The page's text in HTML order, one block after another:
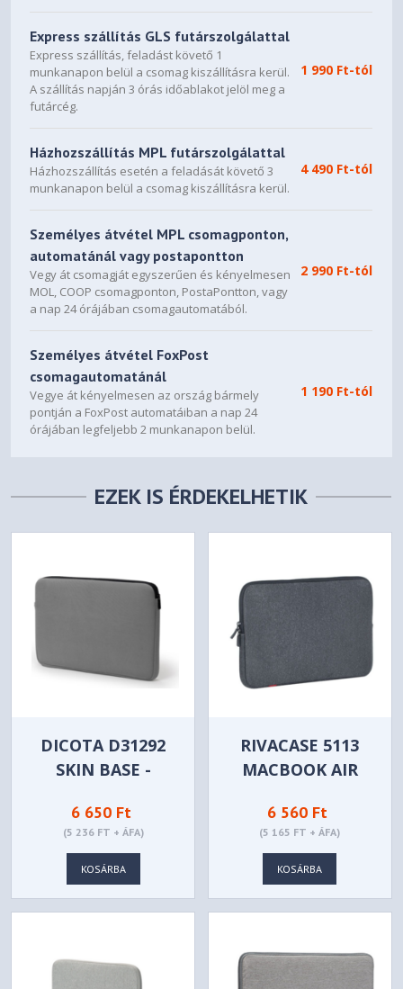
Express szállítás GLS futárszolgálattal
Express szállítás, feladást követő 1
munkanapon belül a csomag kiszállításra kerül.
A szállítás napján 3 órás időablakot jelöl meg a
futárcég.
1 990 Ft-tól
Házhozszállítás MPL futárszolgálattal
Házhozszállítás esetén a feladását követő 3
munkanapon belül a csomag kiszállításra kerül.
4 490 Ft-tól
Személyes átvétel MPL csomagponton,
automatánál vagy postapontton
Vegy át csomagját egyszerűen és kényelmesen
MOL, COOP csomagponton, PostaPontton, vagy
a nap 24 órájában csomagautomatából.
2 990 Ft-tól
Személyes átvétel FoxPost
csomagautomatánál
Vegye át kényelmesen az ország bármely
pontján a FoxPost automatáiban a nap 24
órájában legfeljebb 2 munkanapon belül.
1 190 Ft-tól
EZEK IS ÉRDEKELHETIK
DICOTA D31292
SKIN BASE -
6 650 Ft
(5 236 FT + ÁFA)
KOSÁRBA
RIVACASE 5113
MACBOOK AIR
SZÜRKE-11-12
6 560 Ft
(5 165 FT + ÁFA)
KOSÁRBA